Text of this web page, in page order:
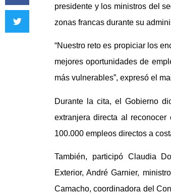
presidente y los ministros del
zonas francas durante su
“Nuestro reto es propiciar los
mejores oportunidades de
más vulnerables”, expresó el
Durante la cita, el Gobierno
extranjera directa al
100.000 empleos directos a
También, participó Claudia
Exterior, André Garnier,
Camacho, coordinadora del